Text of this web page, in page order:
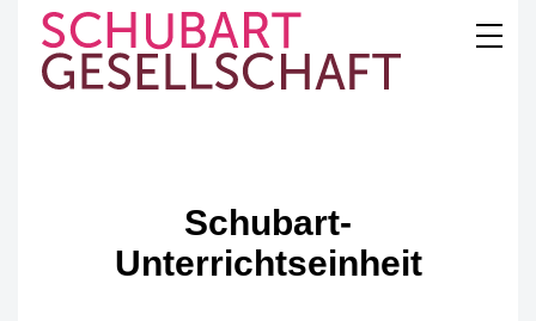
content
GESELLSCHAFT
Schubart-
Unterrichtseinheit